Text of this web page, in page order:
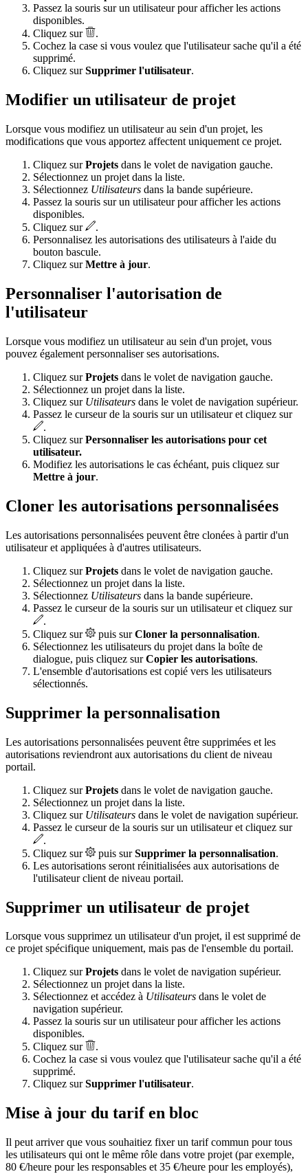
Passez la souris sur un utilisateur pour afficher les actions
disponibles.
Cliquez sur
.
Cochez la case si vous voulez que l'utilisateur sache qu'il a été
supprimé.
Cliquez surSupprimer l'utilisateur.
Modifier un utilisateur de projet
Lorsque vous modifiez un utilisateur au sein d'un projet, les
modifications que vous apportez affectent uniquement ce projet.
Cliquez surProjets dans le volet de navigation gauche.
Sélectionnez un projet dans la liste.
Sélectionnez Utilisateurs dans la bande supérieure.
Passez la souris sur un utilisateur pour afficher les actions
disponibles.
Cliquez sur
.
Personnalisez les autorisations des utilisateurs à l'aide du
bouton bascule.
Cliquez surMettre à jour.
Personnaliser l'autorisation de
l'utilisateur
Lorsque vous modifiez un utilisateur au sein d'un projet, vous
pouvez également personnaliser ses autorisations.
Cliquez surProjets dans le volet de navigation gauche.
Sélectionnez un projet dans la liste.
Cliquez sur Utilisateurs dans le volet de navigation supérieur.
Passez le curseur de la souris sur un utilisateur et cliquez sur
.
Cliquez surPersonnaliser les autorisations pour cet
utilisateur.
Modifiez les autorisations le cas échéant, puis cliquez sur
Mettre à jour.
Cloner les autorisations personnalisées
Les autorisations personnalisées peuvent être clonées à partir d'un
utilisateur et appliquées à d'autres utilisateurs.
Cliquez surProjets dans le volet de navigation gauche.
Sélectionnez un projet dans la liste.
Sélectionnez Utilisateurs dans la bande supérieure.
Passez le curseur de la souris sur un utilisateur et cliquez sur
.
Cliquez sur
puis surCloner la personnalisation.
Sélectionnez les utilisateurs du projet dans la boîte de
dialogue, puis cliquez surCopier les autorisations.
L'ensemble d'autorisations est copié vers les utilisateurs
sélectionnés.
Supprimer la personnalisation
Les autorisations personnalisées peuvent être supprimées et les
autorisations reviendront aux autorisations du client de niveau
portail.
Cliquez surProjets dans le volet de navigation gauche.
Sélectionnez un projet dans la liste.
Cliquez sur Utilisateurs dans le volet de navigation supérieur.
Passez le curseur de la souris sur un utilisateur et cliquez sur
.
Cliquez sur
puis surSupprimer la personnalisation.
Les autorisations seront réinitialisées aux autorisations de
l'utilisateur client de niveau portail.
Supprimer un utilisateur de projet
Lorsque vous supprimez un utilisateur d'un projet, il est supprimé de
ce projet spécifique uniquement, mais pas de l'ensemble du portail.
Cliquez surProjets dans le volet de navigation supérieur.
Sélectionnez un projet dans la liste.
Sélectionnez et accédez à Utilisateurs dans le volet de
navigation supérieur.
Passez la souris sur un utilisateur pour afficher les actions
disponibles.
Cliquez sur
.
Cochez la case si vous voulez que l'utilisateur sache qu'il a été
supprimé.
Cliquez surSupprimer l'utilisateur.
Mise à jour du tarif en bloc
Il peut arriver que vous souhaitiez fixer un tarif commun pour tous
les utilisateurs qui ont le même rôle dans votre projet (par exemple,
80 €/heure pour les responsables et 35 €/heure pour les employés),